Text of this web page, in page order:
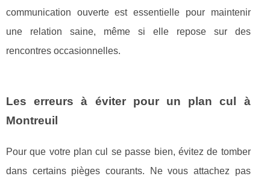
communication ouverte est essentielle pour maintenir
une relation saine, même si elle repose sur des
rencontres occasionnelles.
Les erreurs à éviter pour un plan cul à
Montreuil
Pour que votre plan cul se passe bien, évitez de tomber
dans certains pièges courants. Ne vous attachez pas